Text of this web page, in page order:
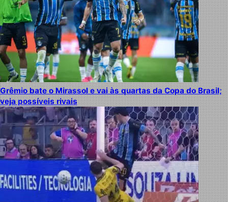
Grêmio bate o Mirassol e vai às quartas da Copa do Brasil;
veja possíveis rivais